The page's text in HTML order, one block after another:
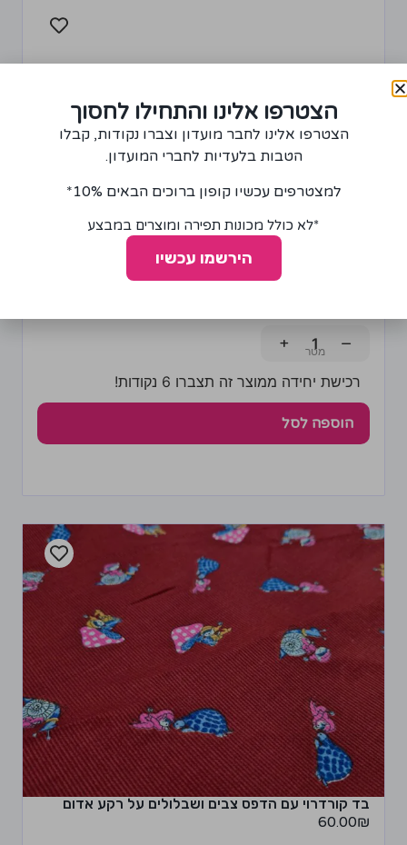
בד אורגנזה דו שכבתית עם פרחים חום, בז' וזהב
−
+
רכישת יחידה ממוצר זה תצברו 6 נקודות!
הוספה לסל
בד קורדרוי עם הדפס צבים ושבלולים על רקע אדום
60.00₪
הצטרפו אלינו והתחילו לחסוך
הצטרפו אלינו לחבר מועדון וצברו נקודות, קבלו
הטבות בלעדיות לחברי המועדון.
למצטרפים עכשיו קופון ברוכים הבאים 10%*
*לא כולל מכונות תפירה ומוצרים במבצע
הירשמו עכשיו